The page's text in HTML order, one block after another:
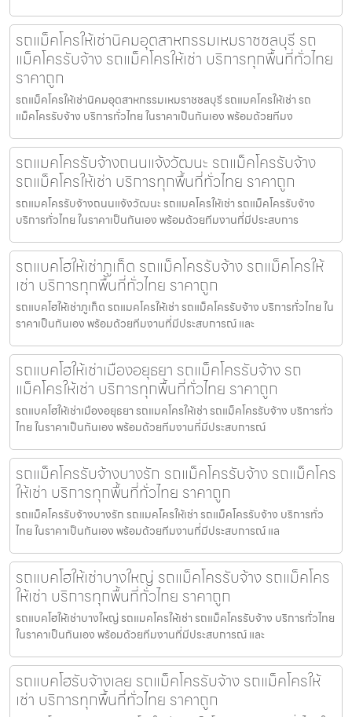
รถแม็คโครให้เช่านิคมอุตสาหกรรมเหมราชชลบุรี รถ
แม็คโครรับจ้าง รถแม็คโครให้เช่า บริการทุกพื้นที่ทั่วไทย
ราคาถูก
รถแม็คโครให้เช่านิคมอุตสาหกรรมเหมราชชลบุรี รถแมคโครให้เช่า รถ
แม็คโครรับจ้าง บริการทั่วไทย ในราคาเป็นกันเอง พร้อมด้วยทีมง
รถแมคโครรับจ้างถนนแจ้งวัฒนะ รถแม็คโครรับจ้าง
รถแม็คโครให้เช่า บริการทุกพื้นที่ทั่วไทย ราคาถูก
รถแมคโครรับจ้างถนนแจ้งวัฒนะ รถแมคโครให้เช่า รถแม็คโครรับจ้าง
บริการทั่วไทย ในราคาเป็นกันเอง พร้อมด้วยทีมงานที่มีประสบการ
รถแบคโฮให้เช่าภูเก็ต รถแม็คโครรับจ้าง รถแม็คโครให้
เช่า บริการทุกพื้นที่ทั่วไทย ราคาถูก
รถแบคโฮให้เช่าภูเก็ต รถแมคโครให้เช่า รถแม็คโครรับจ้าง บริการทั่วไทย ใน
ราคาเป็นกันเอง พร้อมด้วยทีมงานที่มีประสบการณ์ และ
รถแบคโฮให้เช่าเมืองอยุธยา รถแม็คโครรับจ้าง รถ
แม็คโครให้เช่า บริการทุกพื้นที่ทั่วไทย ราคาถูก
รถแบคโฮให้เช่าเมืองอยุธยา รถแมคโครให้เช่า รถแม็คโครรับจ้าง บริการทั่ว
ไทย ในราคาเป็นกันเอง พร้อมด้วยทีมงานที่มีประสบการณ์
รถแม็คโครรับจ้างบางรัก รถแม็คโครรับจ้าง รถแม็คโคร
ให้เช่า บริการทุกพื้นที่ทั่วไทย ราคาถูก
รถแม็คโครรับจ้างบางรัก รถแมคโครให้เช่า รถแม็คโครรับจ้าง บริการทั่ว
ไทย ในราคาเป็นกันเอง พร้อมด้วยทีมงานที่มีประสบการณ์ แล
รถแบคโฮให้เช่าบางใหญ่ รถแม็คโครรับจ้าง รถแม็คโคร
ให้เช่า บริการทุกพื้นที่ทั่วไทย ราคาถูก
รถแบคโฮให้เช่าบางใหญ่ รถแมคโครให้เช่า รถแม็คโครรับจ้าง บริการทั่วไทย
ในราคาเป็นกันเอง พร้อมด้วยทีมงานที่มีประสบการณ์ และ
รถแบคโฮรับจ้างเลย รถแม็คโครรับจ้าง รถแม็คโครให้
เช่า บริการทุกพื้นที่ทั่วไทย ราคาถูก